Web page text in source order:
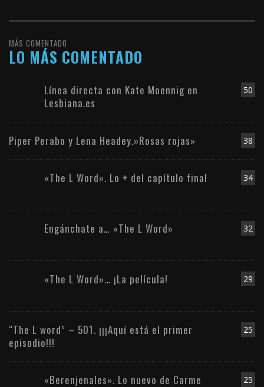
MÁS COMENTADO
LO MÁS COMENTADO
50
Línea directa con Kate Moennig en
Lesbiana.es
38
Piper Perabo y Lena Headey.»Rosas rojas»
34
«The L Word». Lo + del capítulo final
32
Engánchate a… «The L Word»
29
«The L Word»… ¡La película!
25
“The L word” – 501. ¡¡¡Aquí está el primer
episodio!!!
25
«Berenjenales». Lo nuevo de Carme